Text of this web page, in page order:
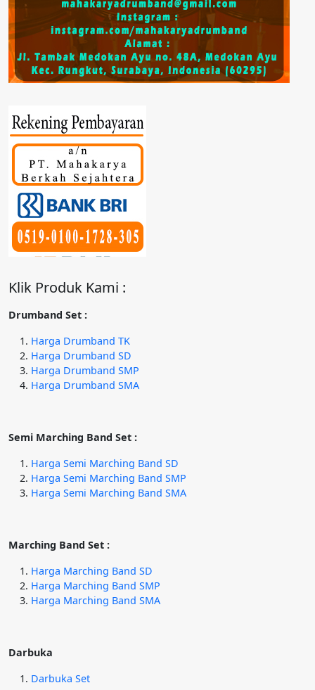
Klik Produk Kami :
Drumband Set :
Harga Drumband TK
Harga Drumband SD
Harga Drumband SMP
Harga Drumband SMA
Semi Marching Band Set :
Harga Semi Marching Band SD
Harga Semi Marching Band SMP
Harga Semi Marching Band SMA
Marching Band Set :
Harga Marching Band SD
Harga Marching Band SMP
Harga Marching Band SMA
Darbuka
Darbuka Set